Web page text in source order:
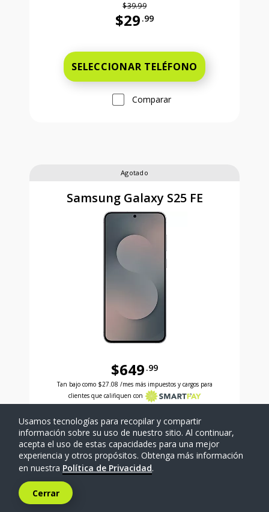
$39.99
$29 .99
SELECCIONAR TELÉFONO
Comparar
Agotado
Samsung Galaxy S25 FE
$649 .99
Antes el precio era 649 dollars and 99 cents
Tan bajo como $27.08 /mes más impuestos y cargos para
clientes que califiquen con
SELECCIONAR TELÉFONO
Comparar
Usamos tecnologías para recopilar y compartir
información sobre su uso de nuestro sitio. Al continuar,
acepta el uso de estas capacidades para una mejor
experiencia y otros propósitos. Obtenga más información
en nuestra Política de Privacidad.
Cerrar